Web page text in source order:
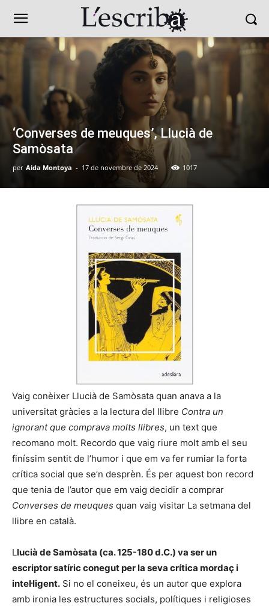
‘Converses de meuques’, Llucià de
Samòsata
per Aida Montoya - 17 de novembre de 2024 1017
Vaig conèixer Llucià de Samòsata quan anava a la
universitat gràcies a la lectura del llibre Contra un
ignorant que comprava molts llibres, un text que
recomano molt. Recordo que vaig riure molt amb el seu
finíssim sentit de l’humor i que em va fer rumiar la forta
crítica social que se’n desprèn. És per aquest bon record
que tenia de l’autor que em vaig decidir a comprar
Converses de meuques quan vaig visitar La setmana del
llibre en català.
Llucià de Samòsata (ca. 125-180 d.C.) va ser un
escriptor satíric conegut per la seva crítica mordaç i
intel·ligent. Si no el coneixeu, és un autor que explora
amb ironia les estructures socials, polítiques i religioses